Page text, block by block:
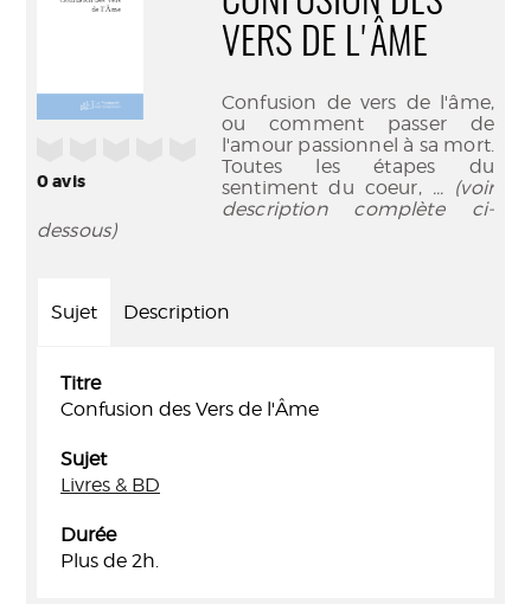
0avis
VERS DE L'ÂME
Confusion de vers de l'âme,
ou comment passer de
l'amour passionnel à sa mort.
Toutes les étapes du
sentiment du coeur, ... (voir
description complète ci-
dessous)
Sujet Description
Titre
Confusion des Vers de l'Âme
Sujet
Livres & BD
Durée
Plus de 2h.